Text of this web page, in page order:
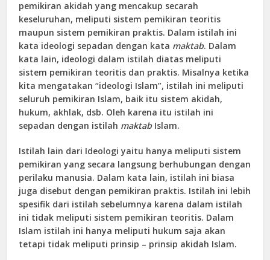
pemikiran akidah yang mencakup secarah
keseluruhan, meliputi sistem pemikiran teoritis
maupun sistem pemikiran praktis. Dalam istilah ini
kata ideologi sepadan dengan kata maktab. Dalam
kata lain, ideologi dalam istilah diatas meliputi
sistem pemikiran teoritis dan praktis. Misalnya ketika
kita mengatakan “ideologi Islam”, istilah ini meliputi
seluruh pemikiran Islam, baik itu sistem akidah,
hukum, akhlak, dsb. Oleh karena itu istilah ini
sepadan dengan istilah maktab Islam.
Istilah lain dari Ideologi yaitu hanya meliputi sistem
pemikiran yang secara langsung berhubungan dengan
perilaku manusia. Dalam kata lain, istilah ini biasa
juga disebut dengan pemikiran praktis. Istilah ini lebih
spesifik dari istilah sebelumnya karena dalam istilah
ini tidak meliputi sistem pemikiran teoritis. Dalam
Islam istilah ini hanya meliputi hukum saja akan
tetapi tidak meliputi prinsip – prinsip akidah Islam.